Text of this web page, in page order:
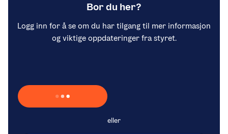
Bor du her?
Logg inn for å se om du har tilgang til mer informasjon
og viktige oppdateringer fra styret.
Laster inn Vipps …
eller